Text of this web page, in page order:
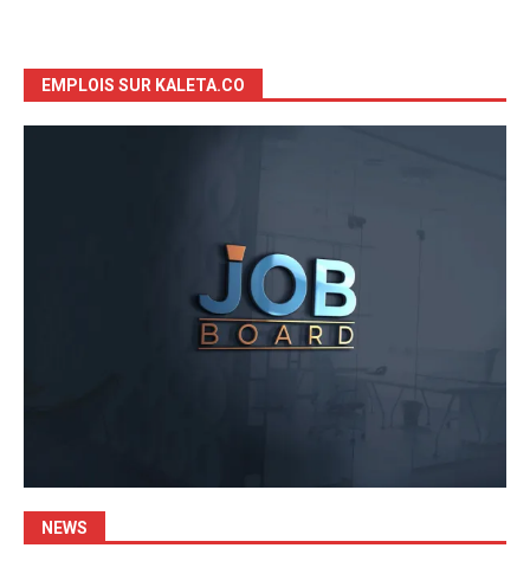
EMPLOIS SUR KALETA.CO
NEWS